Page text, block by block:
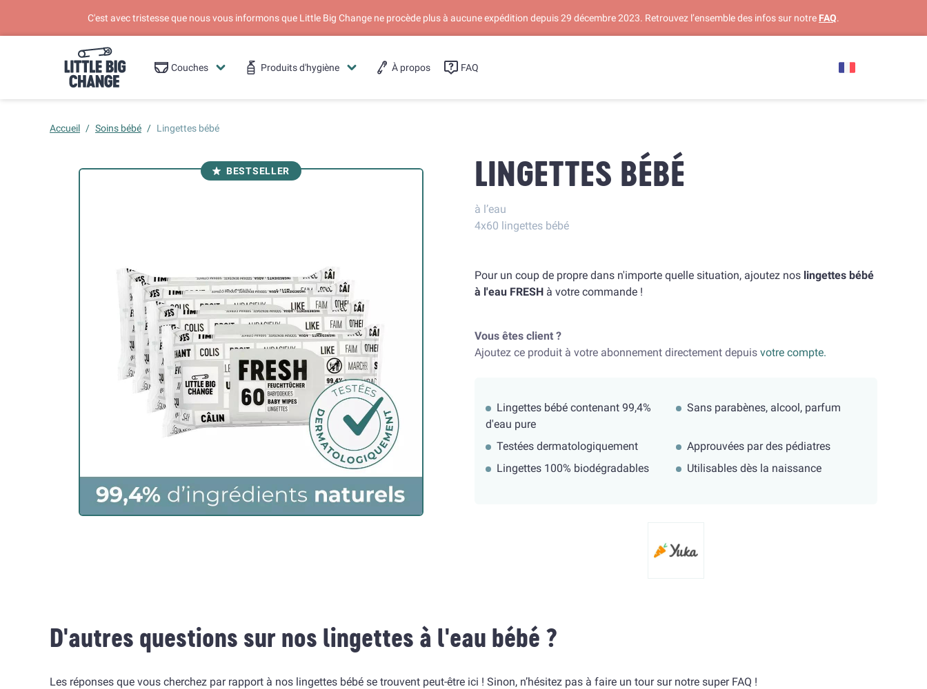
C'est avec tristesse que nous vous informons que Little Big Change ne procède plus à aucune expédition depuis 29 décembre 2023. Retrouvez l’ensemble des infos sur notre FAQ.
Couches Produits d'hygiène À propos FAQ
Accueil / Soins bébé / Lingettes bébé
BESTSELLER LINGETTES BÉBÉ
à l’eau
4x60 lingettes bébé
Pour un coup de propre dans n'importe quelle situation, ajoutez nos lingettes bébé
à l'eau FRESH à votre commande !
Vous êtes client ?
Ajoutez ce produit à votre abonnement directement depuis votre compte.
Lingettes bébé contenant 99,4%
d'eau pure
Sans parabènes, alcool, parfum
Testées dermatologiquement
Approuvées par des pédiatres
Lingettes 100% biodégradables
Utilisables dès la naissance
D'autres questions sur nos lingettes à l'eau bébé ?
Les réponses que vous cherchez par rapport à nos lingettes bébé se trouvent peut-être ici ! Sinon, n’hésitez pas à faire un tour sur notre super FAQ !